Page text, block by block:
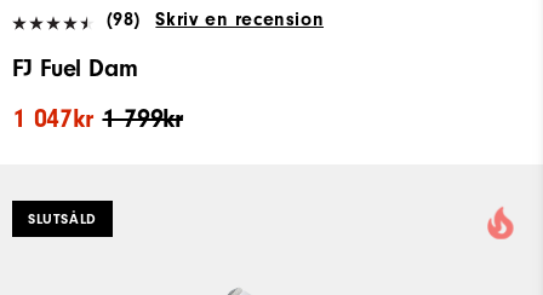
(98) Skriv en recension
FJ Fuel Dam
1 799kr
1 047kr
SLUTSÅLD